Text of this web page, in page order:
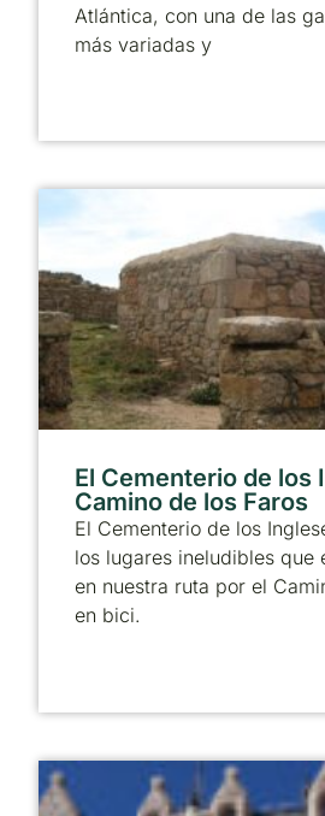
Atlántica, con una de las
más variadas y
El Cementerio de los
Camino de los Faros
El Cementerio de los
los lugares ineludibles que
en nuestra ruta por el
en bici.